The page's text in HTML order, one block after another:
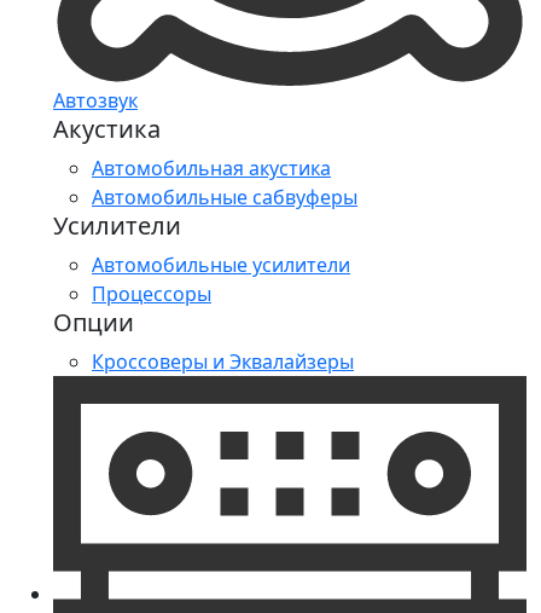
Автозвук
Акустика
Автомобильная акустика
Автомобильные сабвуферы
Усилители
Автомобильные усилители
Процессоры
Опции
Кроссоверы и Эквалайзеры